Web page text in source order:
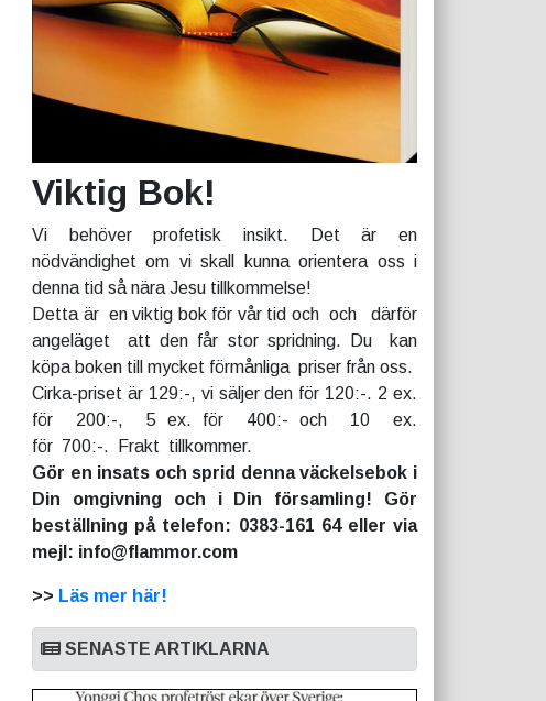
Viktig Bok!
Vi behöver profetisk insikt. Det är en
nödvändighet om vi skall kunna orientera oss i
denna tid så nära Jesu tillkommelse!
Detta är en viktig bok för vår tid och och därför
angeläget att den får stor spridning. Du kan
köpa boken till mycket förmånliga priser från oss.
Cirka-priset är 129:-, vi säljer den för 120:-. 2 ex.
för 200:-, 5 ex. för 400:- och 10 ex.
för 700:-. Frakt tillkommer.
Gör en insats och sprid denna väckelsebok i
Din omgivning och i Din församling! Gör
beställning på telefon: 0383-161 64 eller via
mejl: info@flammor.com
>> Läs mer här!
SENASTE ARTIKLARNA